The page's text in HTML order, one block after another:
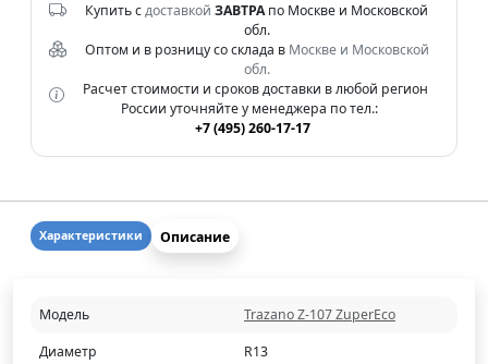
Купить сдоставкой ЗАВТРАпо Москве и Московской
обл.
Оптом и в розницу со склада в Москве и Московской
обл.
Расчет стоимости и сроков доставки в любой регион
России уточняйте у менеджера по тел.:
+7 (495) 260-17-17
Характеристики Описание
Модель
Trazano Z-107 ZuperEco
Диаметр
R13